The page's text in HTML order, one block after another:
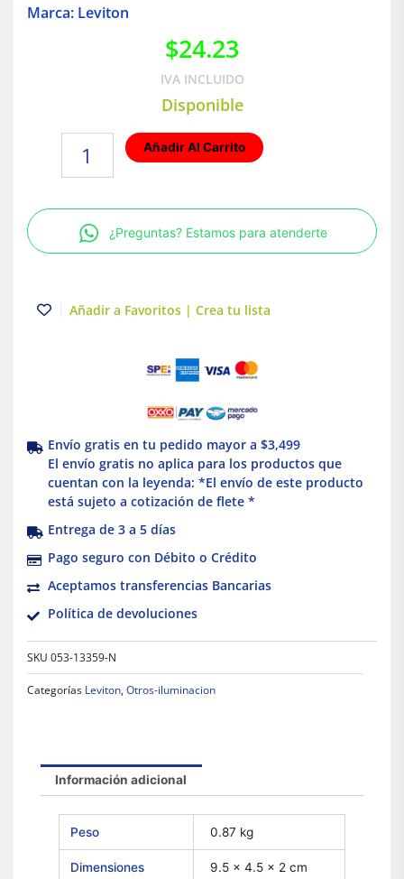
Marca: Leviton
$24.23
IVA INCLUIDO
Disponible
fluorescentes
blanca
(T8/T12)
Añadir Al Carrito
¿Preguntas? Estamos para atenderte
Añadir a Favoritos | Crea tu lista
Envío gratis en tu pedido mayor a $3,499
El envío gratis no aplica para los productos que
cuentan con la leyenda: *El envío de este producto
está sujeto a cotización de flete *
Entrega de 3 a 5 días
Pago seguro con Débito o Crédito
Aceptamos transferencias Bancarias
Política de devoluciones
SKU 053-13359-N
Categorías Leviton, Otros-iluminacion
Información adicional
Peso 0.87 kg
Dimensiones 9.5 × 4.5 × 2 cm